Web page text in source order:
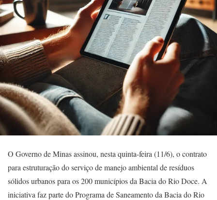
O Governo de Minas assinou, nesta quinta-feira (11/6), o contrato
para estruturação do serviço de manejo ambiental de resíduos
sólidos urbanos para os 200 municípios da Bacia do Rio Doce. A
iniciativa faz parte do Programa de Saneamento da Bacia do Rio